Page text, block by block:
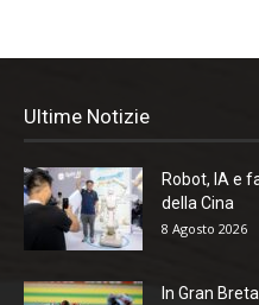
Ultime Notizie
Robot, IA e
della Cina
8 Agosto 2026
In Gran